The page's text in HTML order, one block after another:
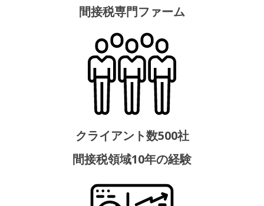
間接税専門ファーム
クライアント数500社
間接税領域10年の経験